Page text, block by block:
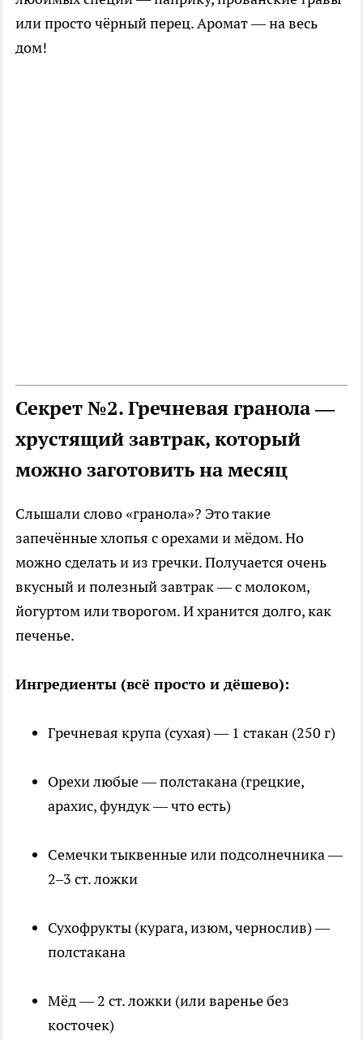
или просто чёрный перец. Аромат — на весь
дом!
Секрет №2. Гречневая гранола —
хрустящий завтрак, который
можно заготовить на месяц
Слышали слово «гранола»? Это такие
запечённые хлопья с орехами и мёдом. Но
можно сделать и из гречки. Получается очень
вкусный и полезный завтрак — с молоком,
йогуртом или творогом. И хранится долго, как
печенье.
Ингредиенты (всё просто и дёшево):
Гречневая крупа (сухая) — 1 стакан (250 г)
Орехи любые — полстакана (грецкие,
арахис, фундук — что есть)
Семечки тыквенные или подсолнечника —
2–3 ст. ложки
Сухофрукты (курага, изюм, чернослив) —
полстакана
Мёд — 2 ст. ложки (или варенье без
косточек)